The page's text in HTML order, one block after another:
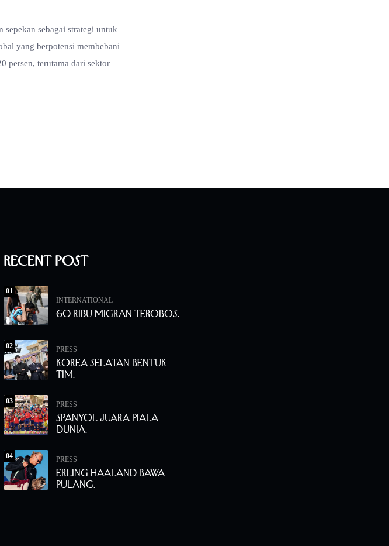
sebagai strategi untuk
yang berpotensi membebani
persen, terutama dari sektor
Recent Post
01
INTERNATIONAL
60 Ribu Migran Terobos.
02 PRESS
Korea Selatan Bentuk
Tim.
03 PRESS
Spanyol Juara Piala
Dunia.
04 PRESS
Erling Haaland Bawa
Pulang.